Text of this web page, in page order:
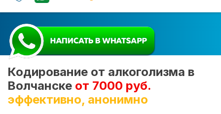
Кодирование от алкоголизма в
Волчанске от 7000 руб.
эффективно, анонимно